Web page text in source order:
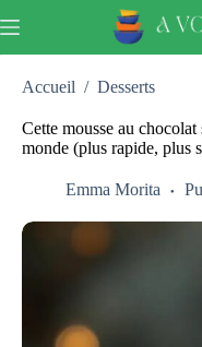
au
Accueil / Desserts
Cette mousse au
monde (plus rapide, plus
Emma Morita